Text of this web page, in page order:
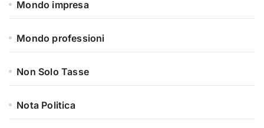
Mondo impresa
Mondo professioni
Non Solo Tasse
Nota Politica